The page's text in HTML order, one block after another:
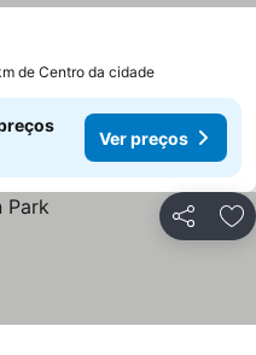
de Centro da cidade
Ver preços
Partilhar